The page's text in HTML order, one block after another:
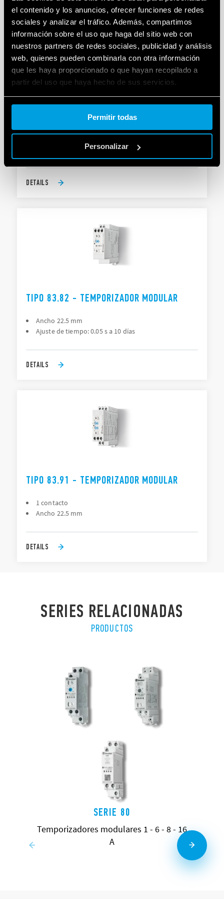
el contenido y los anuncios, ofrecer funciones de redes
sociales y analizar el tráfico. Además, compartimos
información sobre el uso que haga del sitio web con
nuestros partners de redes sociales, publicidad y análisis
web, quienes pueden combinarla con otra información
que les haya proporcionado o que hayan recopilado a
partir del uso que haya hecho de sus servicios.
Cookie policy.
Permitir todas
Personalizar
TIPO 83.62 - TEMPORIZADOR MODULAR
DETAILS
TIPO 83.82 - TEMPORIZADOR MODULAR
Ancho 22.5 mm
Ajuste de tiempo: 0.05 s a 10 días
DETAILS
TIPO 83.91 - TEMPORIZADOR MODULAR
1 contacto
Ancho 22.5 mm
DETAILS
SERIES RELACIONADAS
PRODUCTOS
SERIE 80
Temporizadores modulares 1 - 6 - 8 - 16
A